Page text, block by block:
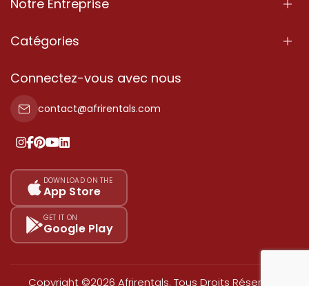
Notre Entreprise
À Propos
Conditions d'Utilisation
Politique de Confidentialité
Nos tarifs
Plan du site
Catégories
Propriété
Propriété à vendre
Propriété à louer
Ajoutez votre témoignage
Connectez-vous avec nous
contact@afrirentals.com
DOWNLOAD ON THE
App Store
GET IT ON
Google Play
Copyright ©2026 Afrirentals. Tous Droits Réservés.